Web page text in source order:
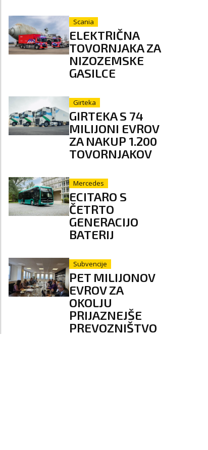
Scania
ELEKTRIČNA
TOVORNJAKA ZA
NIZOZEMSKE
GASILCE
Girteka
GIRTEKA S 74
MILIJONI EVROV
ZA NAKUP 1.200
TOVORNJAKOV
Mercedes
ECITARO S
ČETRTO
GENERACIJO
BATERIJ
Subvencije
PET MILIJONOV
EVROV ZA
OKOLJU
PRIJAZNEJŠE
PREVOZNIŠTVO